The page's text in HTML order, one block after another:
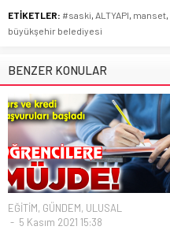
ETİKETLER: #saski, ALTYAPI, manset,
büyükşehir belediyesi
BENZER KONULAR
EĞİTİM, GÜNDEM, ULUSAL
5 Kasım 2021 15:38